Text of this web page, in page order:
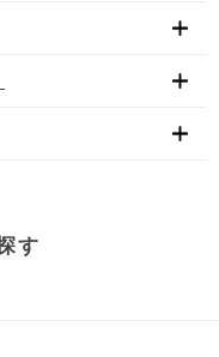
す